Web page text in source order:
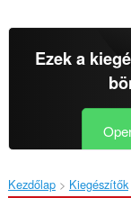
Ezek a
Kezdőlap Kiegészítők